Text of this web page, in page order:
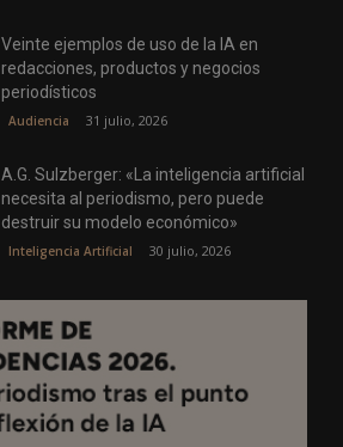
Veinte ejemplos de uso de la IA en
redacciones, productos y negocios
periodísticos
Audiencia 31 julio, 2026
A.G. Sulzberger: «La inteligencia artificial
necesita al periodismo, pero puede
destruir su modelo económico»
Inteligencia Artificial 30 julio, 2026